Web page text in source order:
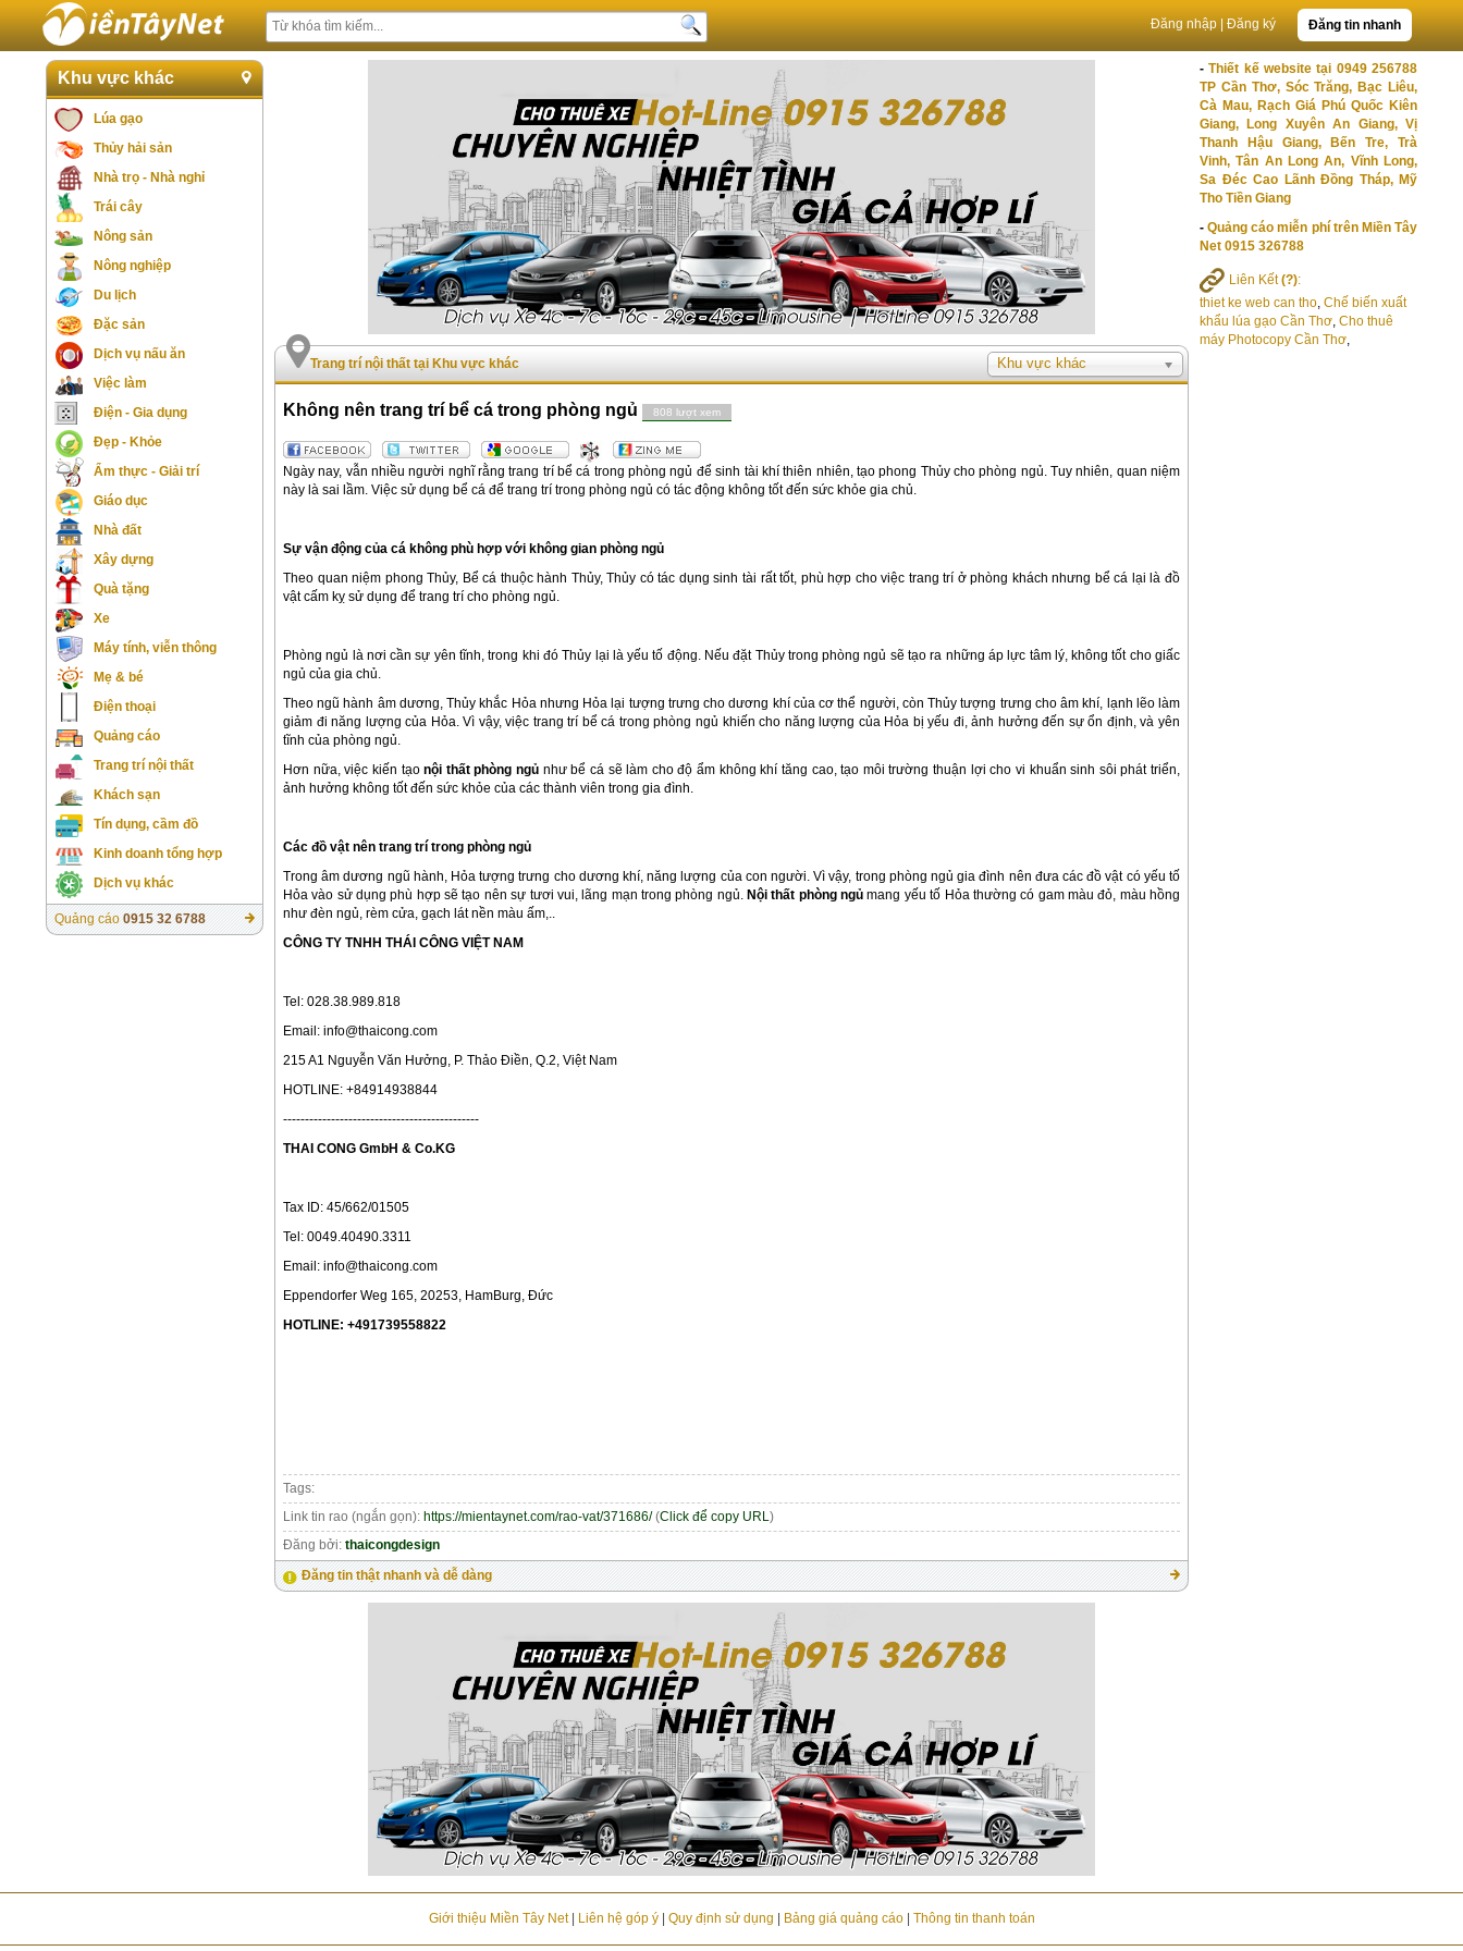
Đăng tin nhanh
Đăng nhập Đăng ký
Khu vực khác
Lúa gạo
Thủy hải sản
Nhà trọ - Nhà nghỉ
Trái cây
Nông sản
Nông nghiệp
Du lịch
Đặc sản
Dịch vụ nấu ăn
Việc làm
Điện - Gia dụng
Đẹp - Khỏe
Ẩm thực - Giải trí
Giáo dục
Nhà đất
Xây dựng
Quà tặng
Xe
Máy tính, viễn thông
Mẹ & bé
Điện thoại
Quảng cáo
Trang trí nội thất
Khách sạn
Tín dụng, cầm đồ
Kinh doanh tổng hợp
Dịch vụ khác
Quảng cáo 0915 32 6788
-Thiết kế website tại 0949 256788
TP Cần Thơ, Sóc Trăng, Bạc Liêu,
Cà Mau, Rạch Giá Phú Quốc Kiên
Giang, Long Xuyên An Giang, Vị
Thanh Hậu Giang, Bến Tre, Trà
Vinh, Tân An Long An, Vĩnh Long,
Sa Đéc Cao Lãnh Đồng Tháp, Mỹ
Tho Tiền Giang
-Quảng cáo miễn phí trên Miền Tây
Net 0915 326788
Liên Kết(?):
thiet ke web can tho, Chế biến xuất
khẩu lúa gạo Cần Thơ, Cho thuê
máy Photocopy Cần Thơ,
Trang trí nội thất tại Khu vực khác
Khu vực khác
Không nên trang trí bể cá trong phòng ngủ 808 lượt xem
Ngày nay, vẫn nhiều người nghĩ rằng trang trí bể cá trong phòng ngủ để sinh tài khí thiên nhiên, tạo phong Thủy cho phòng ngủ. Tuy nhiên, quan niệm
này là sai lầm. Việc sử dụng bể cá để trang trí trong phòng ngủ có tác động không tốt đến sức khỏe gia chủ.
Sự vận động của cá không phù hợp với không gian phòng ngủ
Theo quan niệm phong Thủy, Bể cá thuộc hành Thủy, Thủy có tác dụng sinh tài rất tốt, phù hợp cho việc trang trí ở phòng khách nhưng bể cá lại là đồ
vật cấm kỵ sử dụng để trang trí cho phòng ngủ.
Phòng ngủ là nơi cần sự yên tĩnh, trong khi đó Thủy lại là yếu tố động. Nếu đặt Thủy trong phòng ngủ sẽ tạo ra những áp lực tâm lý, không tốt cho giấc
ngủ của gia chủ.
Theo ngũ hành âm dương, Thủy khắc Hỏa nhưng Hỏa lại tượng trưng cho dương khí của cơ thể người, còn Thủy tượng trưng cho âm khí, lạnh lẽo làm
giảm đi năng lượng của Hỏa. Vì vậy, việc trang trí bể cá trong phòng ngủ khiến cho năng lượng của Hỏa bị yếu đi, ảnh hưởng đến sự ổn định, và yên
tĩnh của phòng ngủ.
Hơn nữa, việc kiến tạonội thất phòng ngủ như bể cá sẽ làm cho độ ẩm không khí tăng cao, tạo môi trường thuận lợi cho vi khuẩn sinh sôi phát triển,
ảnh hưởng không tốt đến sức khỏe của các thành viên trong gia đình.
Các đồ vật nên trang trí trong phòng ngủ
Trong âm dương ngũ hành, Hỏa tượng trưng cho dương khí, năng lượng của con người. Vì vậy, trong phòng ngủ gia đình nên đưa các đồ vật có yếu tố
Hỏa vào sử dụng phù hợp sẽ tạo nên sự tươi vui, lãng mạn trong phòng ngủ.Nội thất phòng ngủ mang yếu tố Hỏa thường có gam màu đỏ, màu hồng
như đèn ngủ, rèm cửa, gạch lát nền màu ấm,..
CÔNG TY TNHH THÁI CÔNG VIỆT NAM
Tel: 028.38.989.818
Email: info@thaicong.com
215 A1 Nguyễn Văn Hưởng, P. Thảo Điền, Q.2, Việt Nam
HOTLINE: +84914938844
---------------------------------------------
THAI CONG GmbH & Co.KG
Tax ID: 45/662/01505
Tel: 0049.40490.3311
Email: info@thaicong.com
Eppendorfer Weg 165, 20253, HamBurg, Đức
HOTLINE: +491739558822
Tags:
Link tin rao (ngắn gọn): https://mientaynet.com/rao-vat/371686/(Click để copy URL )
Đăng bởi: thaicongdesign
Đăng tin thật nhanh và dễ dàng
Giới thiệu Miền Tây Net| Liên hệ góp ý| Quy định sử dụng Bảng giá quảng cáo| Thông tin thanh toán